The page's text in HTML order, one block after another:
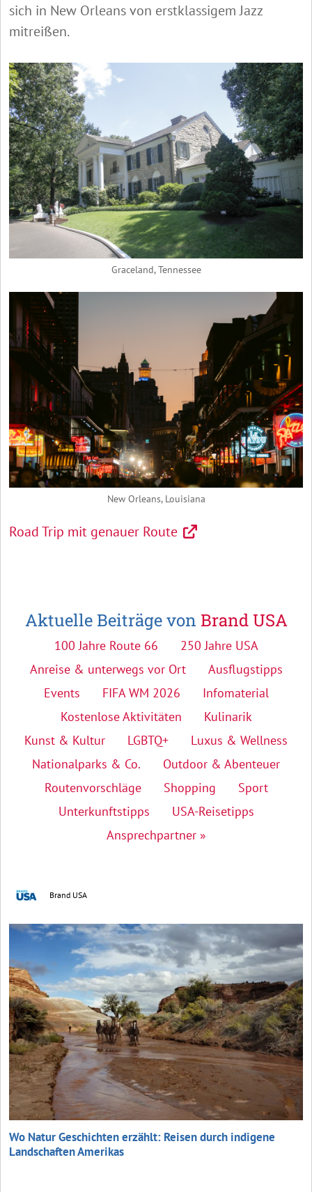
sich in New Orleans von erstklassigem Jazz
mitreißen.
Graceland, Tennessee
New Orleans, Louisiana
Road Trip mit genauer Route
Aktuelle Beiträge von Brand USA
100 Jahre Route 66
250 Jahre USA
Anreise & unterwegs vor Ort
Ausflugstipps
Events
FIFA WM 2026
Infomaterial
Kostenlose Aktivitäten
Kulinarik
Kunst & Kultur
LGBTQ+
Luxus & Wellness
Nationalparks & Co.
Outdoor & Abenteuer
Routenvorschläge
Shopping
Sport
Unterkunftstipps
USA-Reisetipps
Ansprechpartner »
Brand USA
Wo Natur Geschichten erzählt: Reisen durch indigene
Landschaften Amerikas